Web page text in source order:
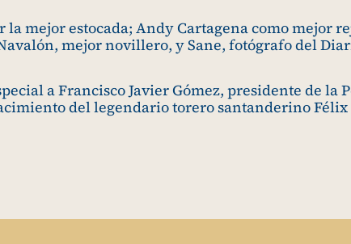
mejor estocada; Andy Cartagena como mejor
mejor novillero, y Sane, fotógrafo del
a Francisco Javier Gómez, presidente de la
del legendario torero santanderino Félix